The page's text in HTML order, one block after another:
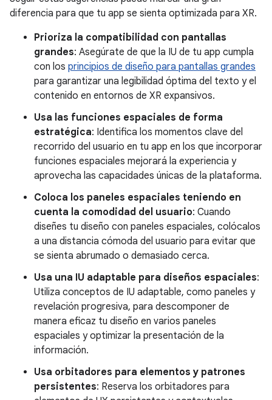
diferencia para que tu app se sienta optimizada para XR.
Prioriza la compatibilidad con pantallas
grandes: Asegúrate de que la IU de tu app cumpla
con los principios de diseño para pantallas grandes
para garantizar una legibilidad óptima del texto y el
contenido en entornos de XR expansivos.
Usa las funciones espaciales de forma
estratégica: Identifica los momentos clave del
recorrido del usuario en tu app en los que incorporar
funciones espaciales mejorará la experiencia y
aprovecha las capacidades únicas de la plataforma.
Coloca los paneles espaciales teniendo en
cuenta la comodidad del usuario: Cuando
diseñes tu diseño con paneles espaciales, colócalos
a una distancia cómoda del usuario para evitar que
se sienta abrumado o demasiado cerca.
Usa una IU adaptable para diseños espaciales:
Utiliza conceptos de IU adaptable, como paneles y
revelación progresiva, para descomponer de
manera eficaz tu diseño en varios paneles
espaciales y optimizar la presentación de la
información.
Usa orbitadores para elementos y patrones
persistentes: Reserva los orbitadores para